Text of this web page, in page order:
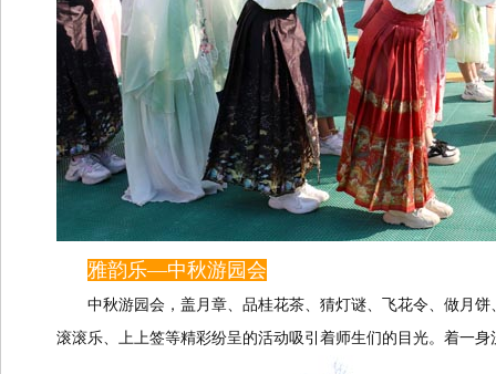
雅韵乐—中秋游园会
中秋游园会，盖月章、品桂花茶、猜灯谜、飞花令、做月
滚滚乐、上上签等精彩纷呈的活动吸引着师生们的目光。着一